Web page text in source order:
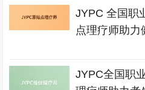
JYPC 全国职
点理疗师助力
JYPC全国职